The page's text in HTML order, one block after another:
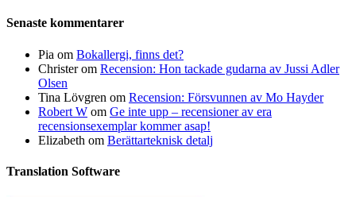
Senaste kommentarer
Pia om Bokallergi, finns det?
Christerom Recension: Hon tackade gudarna av Jussi Adler
Olsen
Tina Lövgren om Recension: Försvunnen av Mo Hayder
Robert W om Ge inte upp – recensioner av era
recensionsexemplar kommer asap!
Elizabeth om Berättarteknisk detalj
Translation Software